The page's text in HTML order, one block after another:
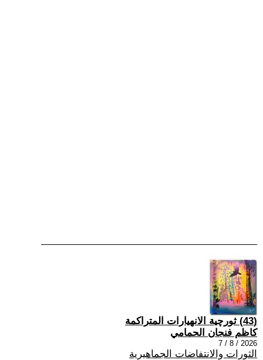
(43) ثورچية الانهيارات المتراكمة
كاظم فنجان الحمامي
2026 / 8 / 7
الثورات والانتفاضات الجماهيرية